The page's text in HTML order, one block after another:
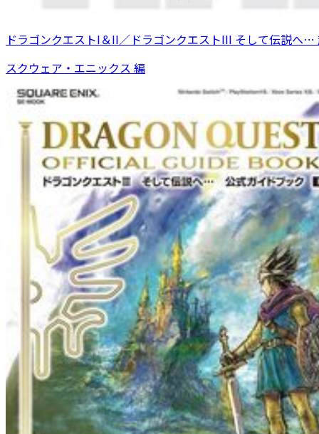
ドラゴンクエストI＆II／ドラゴンクエストIII そして伝説へ…
スクウェア・エニックス 編